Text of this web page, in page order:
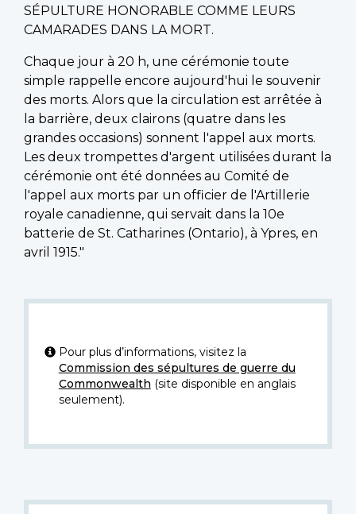
SÉPULTURE HONORABLE COMME LEURS
CAMARADES DANS LA MORT.
Chaque jour à 20 h, une cérémonie toute
simple rappelle encore aujourd'hui le souvenir
des morts. Alors que la circulation est arrêtée à
la barrière, deux clairons (quatre dans les
grandes occasions) sonnent l'appel aux morts.
Les deux trompettes d'argent utilisées durant la
cérémonie ont été données au Comité de
l'appel aux morts par un officier de l'Artillerie
royale canadienne, qui servait dans la 10e
batterie de St. Catharines (Ontario), à Ypres, en
avril 1915."
Pour plus d’informations, visitez la
Commission des sépultures de guerre du
Commonwealth (site disponible en anglais
seulement).